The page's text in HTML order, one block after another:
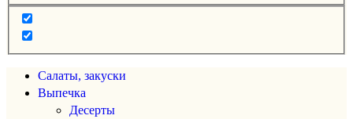
Салаты, закуски
Выпечка
Десерты